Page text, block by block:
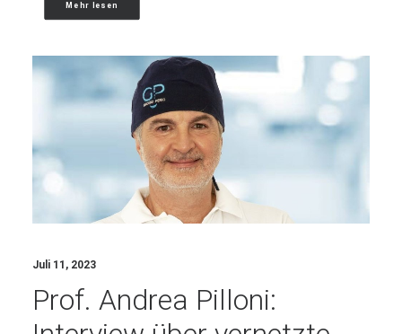
Mehr lesen
Juli 11, 2023
Prof. Andrea Pilloni: